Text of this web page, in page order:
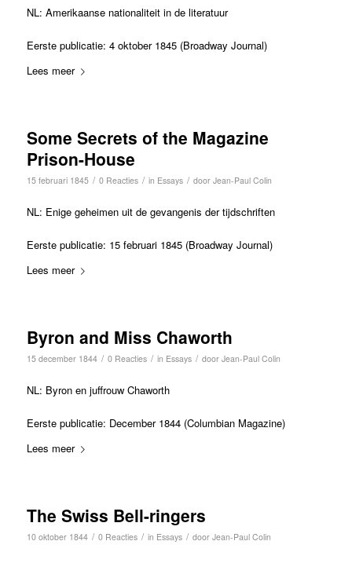
NL: Amerikaanse nationaliteit in de literatuur
Eerste publicatie: 4 oktober 1845 (Broadway Journal)
Lees meer
Some Secrets of the Magazine
Prison-House
15 februari 1845 / 0 Reacties / in Essays / door Jean-Paul Colin
NL: Enige geheimen uit de gevangenis der tijdschriften
Eerste publicatie: 15 februari 1845 (Broadway Journal)
Lees meer
Byron and Miss Chaworth
15 december 1844 / 0 Reacties / in Essays / door Jean-Paul Colin
NL: Byron en juffrouw Chaworth
Eerste publicatie: December 1844 (Columbian Magazine)
Lees meer
The Swiss Bell-ringers
10 oktober 1844 / 0 Reacties / in Essays / door Jean-Paul Colin